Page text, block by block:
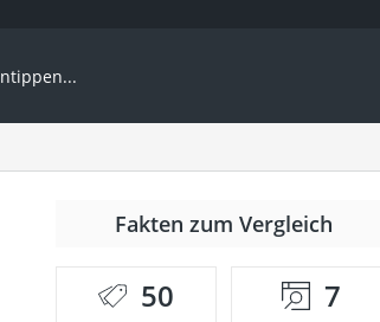
Fakten zum Vergleich
50 7